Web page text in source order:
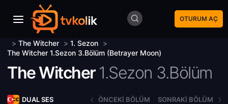
OTURUM AÇ
> The Witcher > 1. Sezon >
The Witcher 1.Sezon 3.Bölüm (Betrayer Moon)
The Witcher 1.Sezon 3.Bölüm
DUAL SES ÖNCEKI BÖLÜM SONRAKI BÖLÜM